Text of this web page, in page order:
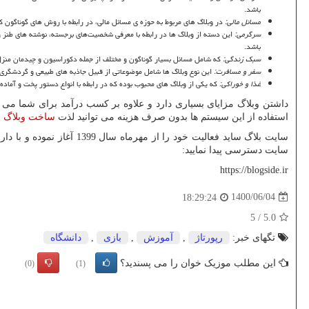
باشد.
مسائل مالی:در وبلاگ های مربوط به حوزه ی مسائل مالی، در رابطه با روش های
سرگرمی:این دسته از وبلاگ ها در رابطه با معرفی شخصیت‌های برجسته، نوشته های طنز
باشد.
سبک زندگی:که شامل مسائل بسیار گوناگون و مختلف از جمله دکوراسیون و چیدمان
سفر و مسافرت:این نوع وبلاگ ها شامل موضوعاتی از قبیل جاذبه های طبیعی و
غذا و خوراکی:که یکی از وبلاگ های محبوب بوده که در رابطه با انواع دستور پخت و
داشتن وبلاگ مزایای بسیاری دارد و علاوه بر کسب درآمد برای شما
استفاده از این سیستم ها بدون صرف هزینه می توانید لذت ساخت وبلاگ
سایت بلاگ ساید
سایت دسترسی پیدا نمایید:
https://blogside.ir
1400/06/04
18:29:24
5.0
/
5
تگهای خبر:
رپورتاژ , آموزش , بازی , دانشگاه
این مطلب موزیک خوان را می پسندید؟ (1)
(0)